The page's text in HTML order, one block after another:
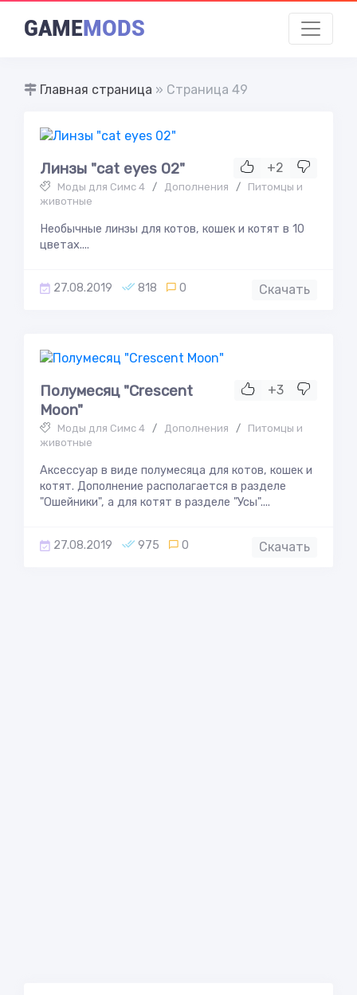
GAMEMODS
Главная страница » Страница 49
+2
Линзы "cat eyes 02"
Моды для Симс 4 / Дополнения /
Питомцы и
животные
Необычные линзы для котов, кошек и котят в 10
цветах....
27.08.2019 818 0 Скачать
+3
Полумесяц "Crescent
Moon"
Моды для Симс 4 / Дополнения /
Питомцы и
животные
Аксессуар в виде полумесяца для котов, кошек и
котят. Дополнение располагается в разделе
"Ошейники", а для котят в разделе "Усы"....
27.08.2019 975 0 Скачать